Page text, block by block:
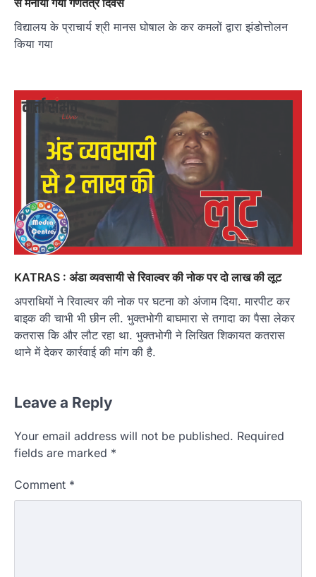
से मनाया गया गणतंत्र दिवस
विद्यालय के प्राचार्य श्री मानस घोषाल के कर कमलों द्वारा झंडोत्तोलन
किया गया
KATRAS : अंडा व्यवसायी से रिवाल्वर की नोक पर दो लाख की लूट
अपराधियों ने रिवाल्वर की नोक पर घटना को अंजाम दिया. मारपीट कर
बाइक की चाभी भी छीन ली. भुक्तभोगी बाघमारा से तगादा का पैसा लेकर
कतरास कि और लौट रहा था. भुक्तभोगी ने लिखित शिकायत कतरास
थाने में देकर कार्रवाई की मांग की है.
Leave a Reply
Your email address will not be published. Required
fields are marked *
Comment *